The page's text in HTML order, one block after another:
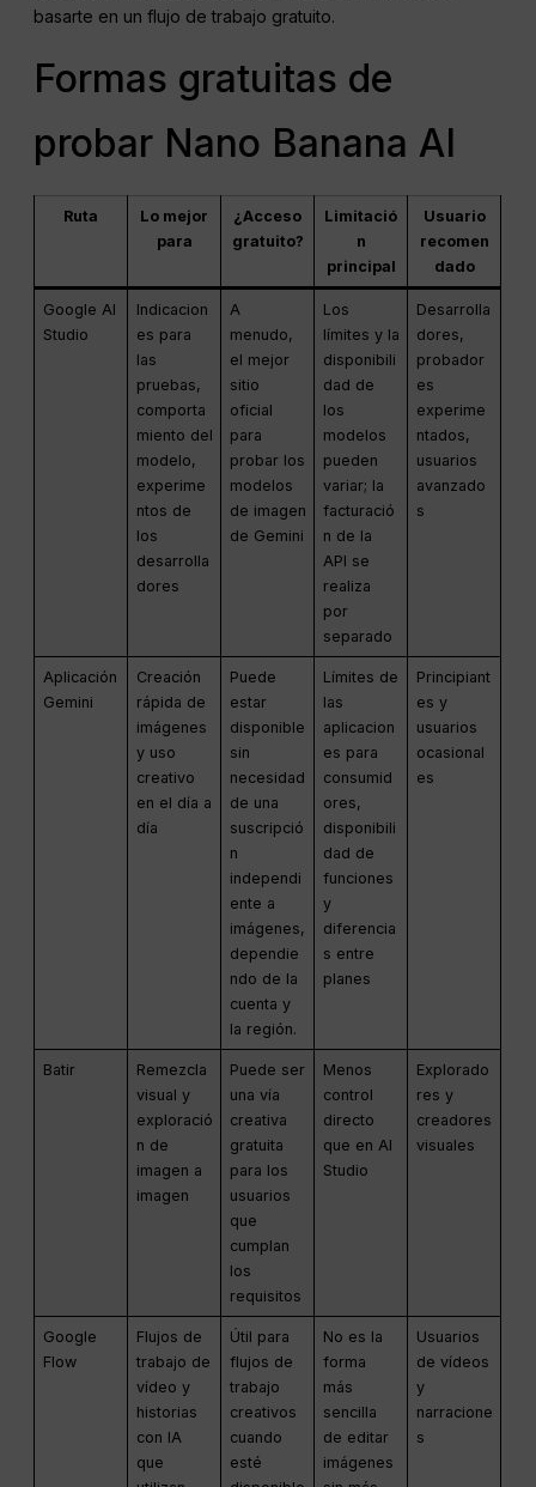
basarte en un flujo de trabajo gratuito.
Formas gratuitas de
probar Nano Banana AI
Ruta
Lo mejor
para
¿Acceso
gratuito?
Limitació
n
principal
Usuario
recomen
dado
Google AI
Studio
Indicacion
es para
las
pruebas,
comporta
miento del
modelo,
experime
ntos de
los
desarrolla
dores
A
menudo,
el mejor
sitio
oficial
para
probar los
modelos
de imagen
de Gemini
Los
límites y la
disponibili
dad de
los
modelos
pueden
variar; la
facturació
n de la
API se
realiza
por
separado
Desarrolla
dores,
probador
es
experime
ntados,
usuarios
avanzado
s
Aplicación
Gemini
Creación
rápida de
imágenes
y uso
creativo
en el día a
día
Puede
estar
disponible
sin
necesidad
de una
suscripció
n
independi
ente a
imágenes,
dependie
ndo de la
cuenta y
la región.
Límites de
las
aplicacion
es para
consumid
ores,
disponibili
dad de
funciones
y
diferencia
s entre
planes
Principiant
es y
usuarios
ocasional
es
Batir
Remezcla
visual y
exploració
n de
imagen a
imagen
Puede ser
una vía
creativa
gratuita
para los
usuarios
que
cumplan
los
requisitos
Menos
control
directo
que en AI
Studio
Explorado
res y
creadores
visuales
Google
Flow
Flujos de
trabajo de
vídeo y
historias
con IA
que
Útil para
flujos de
trabajo
creativos
cuando
esté
No es la
forma
más
sencilla
de editar
imágenes
Usuarios
de vídeos
y
narracione
s